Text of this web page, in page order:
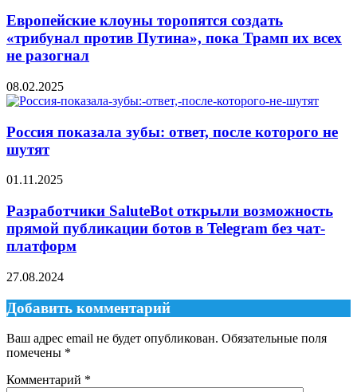
Европейские клоуны торопятся создать
«трибунал против Путина», пока Трамп их всех
не разогнал
08.02.2025
Россия показала зубы: ответ, после которого не
шутят
01.11.2025
Разработчики SaluteBot открыли возможность
прямой публикации ботов в Telegram без чат-
платформ
27.08.2024
Добавить комментарий
Ваш адрес email не будет опубликован. Обязательные поля
помечены *
Комментарий *